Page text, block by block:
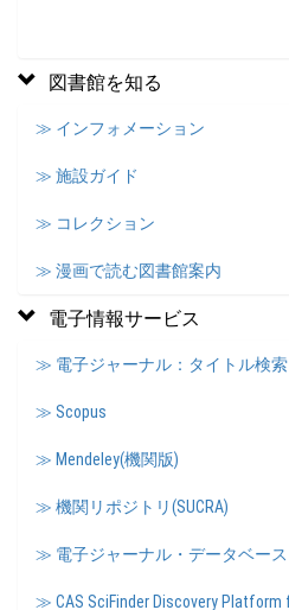
図書館を知る
≫ インフォメーション
≫ 施設ガイド
≫ コレクション
≫ 漫画で読む図書館案内
電子情報サービス
≫ 電子ジャーナル：タイトル検索
≫ Scopus
≫ Mendeley(機関版)
≫ 機関リポジトリ(SUCRA)
≫ 電子ジャーナル・データベース
≫ CAS SciFinder Discovery